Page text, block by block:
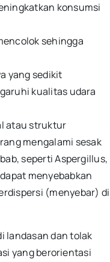
konsumsi
sehingga
yang sedikit
kualitas udara
atau struktur
mengalami sesak
seperti Aspergillus,
menyebabkan
(menyebar) di
landasan dan tolak
yang berorientasi